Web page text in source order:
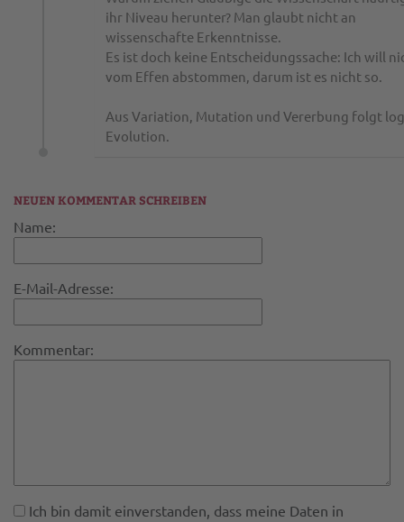
ihr Niveau herunter? Man glaubt nicht an
wissenschafte Erkenntnisse.
Es ist doch keine Entscheidungssache: Ich will
vom Effen abstommen, darum ist es nicht so.
Aus Variation, Mutation und Vererbung folgt
Evolution.
NEUEN KOMMENTAR SCHREIBEN
Name:
E-Mail-Adresse:
Kommentar:
Ich bin damit einverstanden, dass meine Daten in